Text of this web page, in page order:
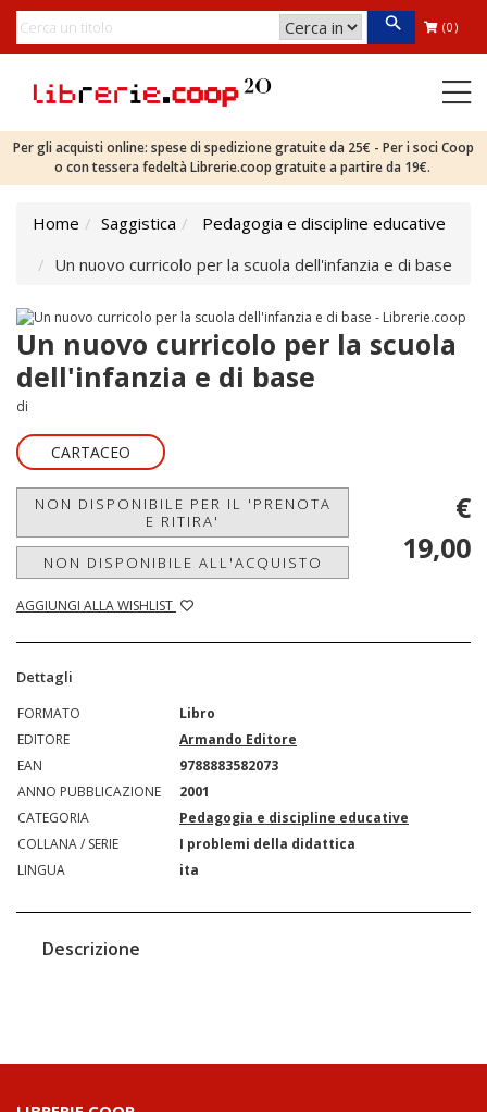
(0)
Per gli acquisti online: spese di spedizione gratuite da 25€ - Per i soci Coop
o con tessera fedeltà Librerie.coop gratuite a partire da 19€.
Home Saggistica
Pedagogia e discipline educative
Un nuovo curricolo per la scuola dell'infanzia e di base
Un nuovo curricolo per la scuola
dell'infanzia e di base
di
CARTACEO
NON DISPONIBILE PER IL 'PRENOTA
E RITIRA'
NON DISPONIBILE ALL'ACQUISTO
AGGIUNGI ALLA WISHLIST
€
19,00
Dettagli
FORMATO
Libro
EDITORE
Armando Editore
EAN
9788883582073
ANNO PUBBLICAZIONE
2001
CATEGORIA
Pedagogia e discipline educative
COLLANA / SERIE
I problemi della didattica
LINGUA
ita
Descrizione